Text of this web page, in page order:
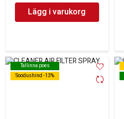
Lägg i varukorg
Tallinna poes
Soodushind -13%
Tallinna poes
Soodushind -13%